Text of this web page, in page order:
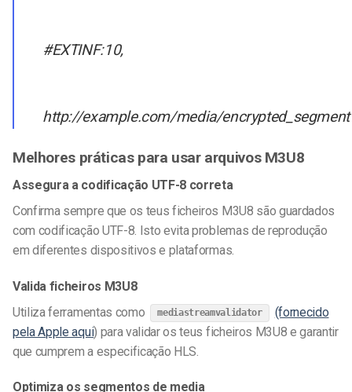
#EXTINF:10,
http://example.com/media/
Melhores práticas para usar arquivos M3U8
Assegura a codificação UTF-8 correta
Confirma sempre que os teus ficheiros M3U8 são guardados
com codificação UTF-8. Isto evita problemas de reprodução
em diferentes dispositivos e plataformas.
Valida ficheiros M3U8
Utiliza ferramentas como
mediastreamvalidator
(fornecido
pela Apple aqui) para validar os teus ficheiros M3U8 e garantir
que cumprem a especificação HLS.
Optimiza os segmentos de media